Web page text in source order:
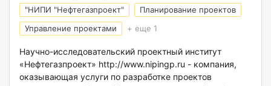
"НИПИ "Нефтегазпроект"
Планирование проектов
Управление проектами
+ еще 1
Научно-исследовательский проектный институт
«Нефтегазпроект» http://www.nipingp.ru - компания,
оказывающая услуги по разработке проектов